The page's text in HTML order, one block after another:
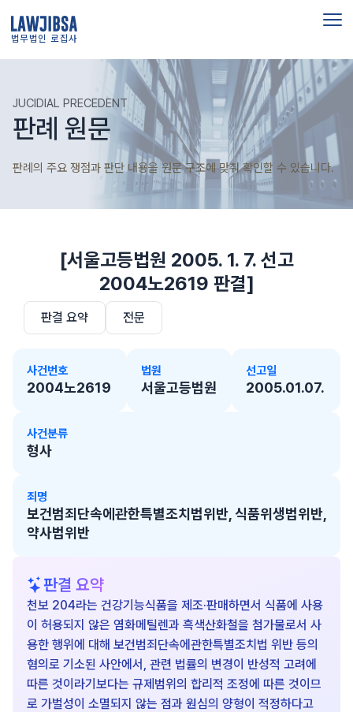
법무법인 로집사
JUCIDIAL PRECEDENT
판례 원문
판례의 주요 쟁점과 판단 내용을 원문 구조에 맞춰 확인할 수 있습니다.
[서울고등법원 2005. 1. 7. 선고
2004노2619 판결]
판결 요약 전문
사건번호
2004노2619
법원
서울고등법원
선고일
2005.01.07.
사건분류
형사
죄명
보건범죄단속에관한특별조치법위반, 식품위생법위반,
약사법위반
판결 요약
천보 204라는 건강기능식품을 제조·판매하면서 식품에 사용
이 허용되지 않은 염화메틸렌과 흑색산화철을 첨가물로서 사
용한 행위에 대해 보건범죄단속에관한특별조치법 위반 등의
혐의로 기소된 사안에서, 관련 법률의 변경이 반성적 고려에
따른 것이라기보다는 규제범위의 합리적 조정에 따른 것이므
로 가벌성이 소멸되지 않는 점과 원심의 양형이 적정하다고